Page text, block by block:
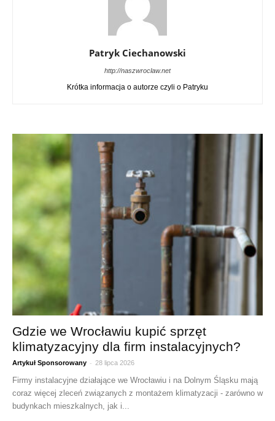
Patryk Ciechanowski
http://naszwroclaw.net
Krótka informacja o autorze czyli o Patryku
Gdzie we Wrocławiu kupić sprzęt
klimatyzacyjny dla firm instalacyjnych?
Artykuł Sponsorowany - 28 lipca 2026
Firmy instalacyjne działające we Wrocławiu i na Dolnym Śląsku mają
coraz więcej zleceń związanych z montażem klimatyzacji - zarówno w
budynkach mieszkalnych, jak i...